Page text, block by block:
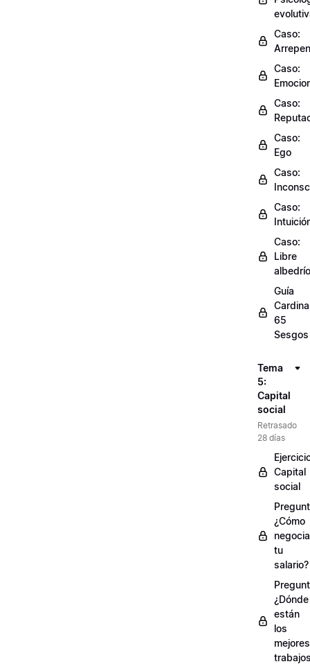
Caso:
Caso:
Caso:
Caso:
Ego
Caso:
Caso:
Caso:
Libre
albedrío
Guía
65
Sesgos
Tema
5:
Capital
social
Retrasado
28 días
Capital
social
¿Cómo
tu
salario?
¿Dónde
están
los
mejores